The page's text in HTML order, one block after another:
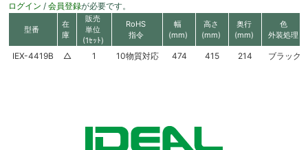
ログイン / 会員登録が必要です。
型番
在
庫
販売
単位
(1ｾｯﾄ)
RoHS
指令
幅
(mm)
高さ
(mm)
奥行
(mm)
色
外装処理
IEX-4419B △ 1 10物質対応 474 415 214 ブラック